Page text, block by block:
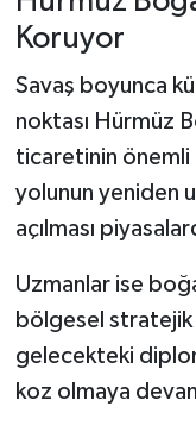
Koruyor
Savaş boyunca
noktası Hürmüz
ticaretinin önemli
yolunun yeniden
açılması
Uzmanlar ise
bölgesel stratejik
gelecekteki
koz olmaya